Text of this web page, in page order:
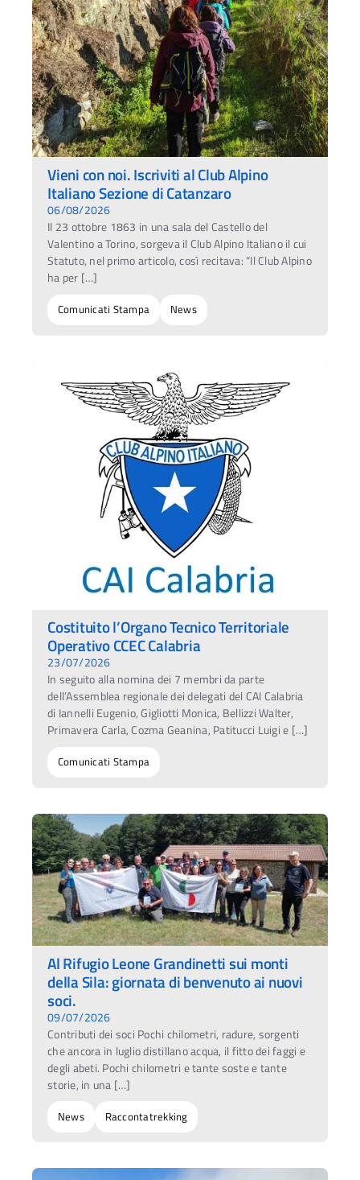
Vieni con noi. Iscriviti al Club Alpino
Italiano Sezione di Catanzaro
06/08/2026
Il 23 ottobre 1863 in una sala del Castello del
Valentino a Torino, sorgeva il Club Alpino Italiano il cui
Statuto, nel primo articolo, così recitava: “Il Club Alpino
ha per […]
Comunicati Stampa News
Costituito l’Organo Tecnico Territoriale
Operativo CCEC Calabria
23/07/2026
In seguito alla nomina dei 7 membri da parte
dell’Assemblea regionale dei delegati del CAI Calabria
di Iannelli Eugenio, Gigliotti Monica, Bellizzi Walter,
Primavera Carla, Cozma Geanina, Patitucci Luigi e […]
Comunicati Stampa
Al Rifugio Leone Grandinetti sui monti
della Sila: giornata di benvenuto ai nuovi
soci.
09/07/2026
Contributi dei soci Pochi chilometri, radure, sorgenti
che ancora in luglio distillano acqua, il fitto dei faggi e
degli abeti. Pochi chilometri e tante soste e tante
storie, in una […]
News Raccontatrekking